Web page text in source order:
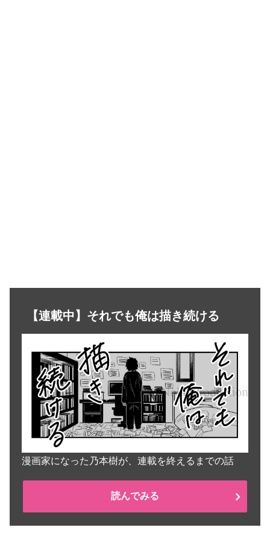
【連載中】それでも俺は描き続ける
漫画家になった乃本樹が、連載を終えるまでの話
読んでみる